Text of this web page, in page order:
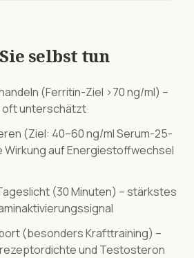
selbst tun
(Ferritin-Ziel >70 ng/ml) –
oft unterschätzt
(Ziel: 40–60 ng/ml Serum-25-
Wirkung auf Energiestoffwechsel
(30 Minuten) – stärkstes
(besonders Krafttraining) –
und Testosteron